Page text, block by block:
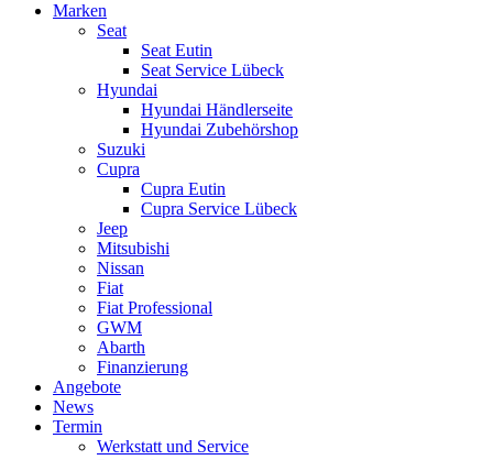
Marken
Seat
Seat Eutin
Seat Service Lübeck
Hyundai
Hyundai Händlerseite
Hyundai Zubehörshop
Suzuki
Cupra
Cupra Eutin
Cupra Service Lübeck
Jeep
Mitsubishi
Nissan
Fiat
Fiat Professional
GWM
Abarth
Finanzierung
Angebote
News
Termin
Werkstatt und Service